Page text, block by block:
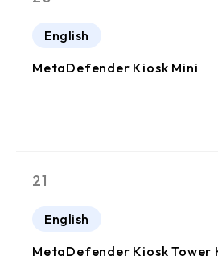
English
MetaDefender Kiosk Mini
21
English
MetaDefender Kiosk Tower